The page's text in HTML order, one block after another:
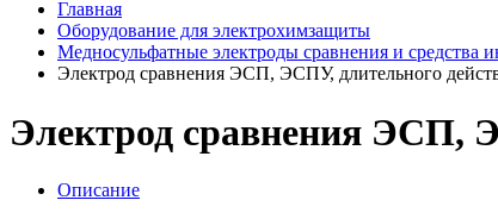
Главная
Оборудование для электрохимзащиты
Медносульфатные электроды сравнения и средства
Электрод сравнения ЭСП, ЭСПУ, длительного
Электрод сравнения ЭСП,
Описание